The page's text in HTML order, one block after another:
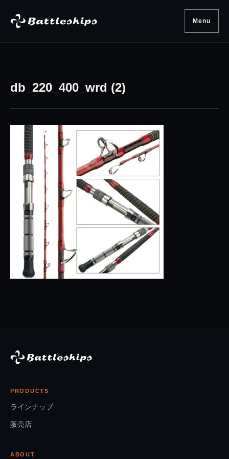
Menu
db_220_400_wrd (2)
PRODUCTS
ラインナップ
販売店
ABOUT